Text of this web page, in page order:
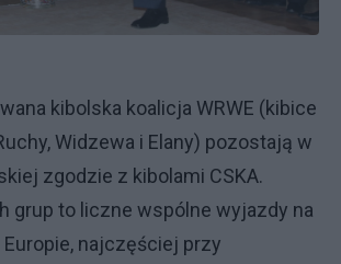
kibolska koalicja WRWE (kibice
Widzewa i Elany) pozostają w
zgodzie z kibolami CSKA.
grup to liczne wspólne wyjazdy na
najczęściej przy